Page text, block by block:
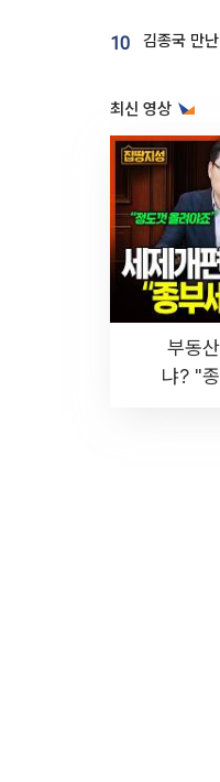
10
최신 영상
부동
냐? "